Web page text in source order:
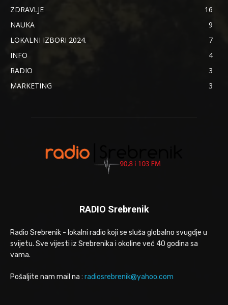
ZDRAVLJE
16
NAUKA
9
LOKALNI IZBORI 2024.
7
INFO
4
RADIO
3
MARKETING
3
RADIO Srebrenik
Radio Srebrenik - lokalni radio koji se sluša globalno svugdje u
svijetu. Sve vijesti iz Srebrenika i okoline već 40 godina sa
vama.
Pošaljite nam mail na : radiosrebrenik@yahoo.com